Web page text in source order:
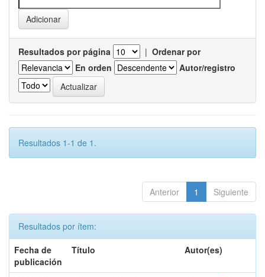
Resultados por página | Ordenar por
En orden
Autor/registro
Resultados 1-1 de 1.
Anterior 1 Siguiente
Resultados por ítem:
Fecha de
publicación
Título Autor(es)